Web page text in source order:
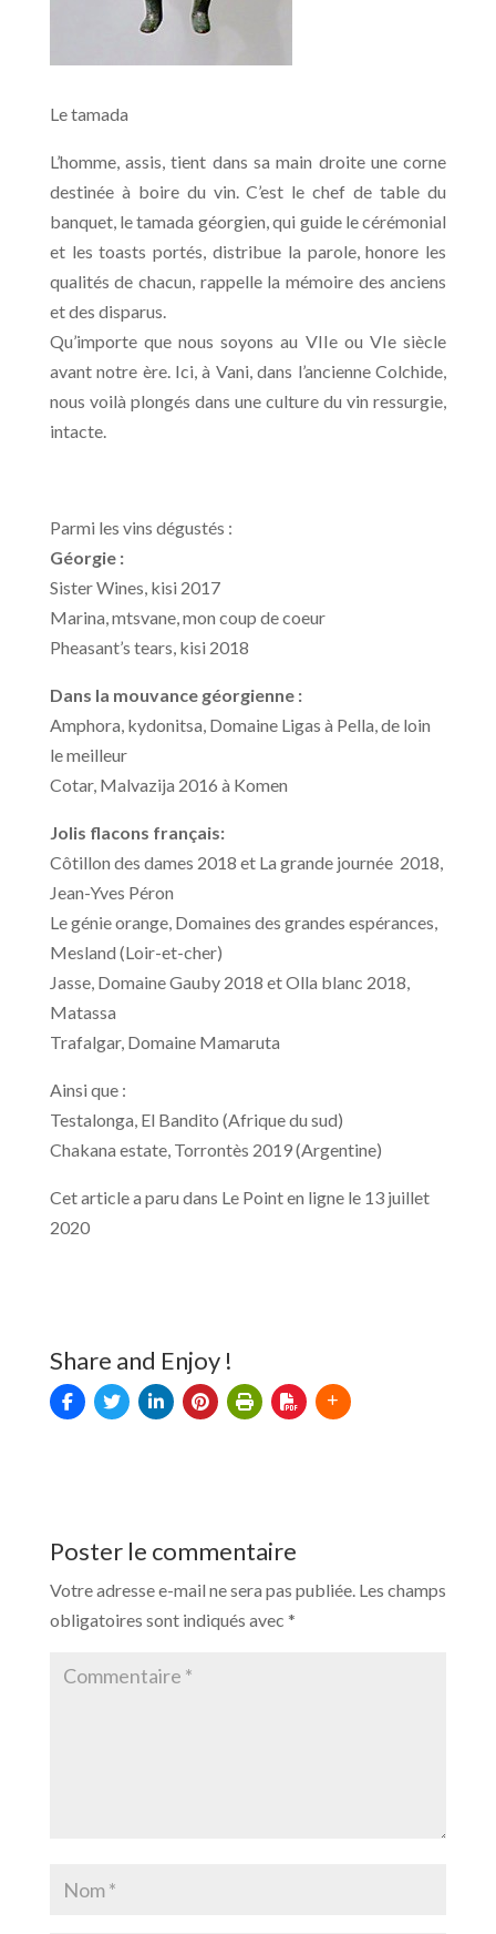
Le tamada
L’homme, assis, tient dans sa main droite une corne
destinée à boire du vin. C’est le chef de table du
banquet, le tamada géorgien, qui guide le cérémonial
et les toasts portés, distribue la parole, honore les
qualités de chacun, rappelle la mémoire des anciens
et des disparus.
Qu’importe que nous soyons au VIIe ou VIe siècle
avant notre ère. Ici, à Vani, dans l’ancienne Colchide,
nous voilà plongés dans une culture du vin ressurgie,
intacte.
Parmi les vins dégustés :
Géorgie :
Sister Wines, kisi 2017
Marina, mtsvane, mon coup de coeur
Pheasant’s tears, kisi 2018
Dans la mouvance géorgienne :
Amphora, kydonitsa, Domaine Ligas à Pella, de loin
le meilleur
Cotar, Malvazija 2016 à Komen
Jolis flacons français:
Côtillon des dames 2018 et La grande journée 2018,
Jean-Yves Péron
Le génie orange, Domaines des grandes espérances,
Mesland (Loir-et-cher)
Jasse, Domaine Gauby 2018 et Olla blanc 2018,
Matassa
Trafalgar, Domaine Mamaruta
Ainsi que :
Testalonga, El Bandito (Afrique du sud)
Chakana estate, Torrontès 2019 (Argentine)
Cet article a paru dans Le Point en ligne le 13 juillet
2020
Share and Enjoy !
Poster le commentaire
Votre adresse e-mail ne sera pas publiée. Les champs
obligatoires sont indiqués avec *